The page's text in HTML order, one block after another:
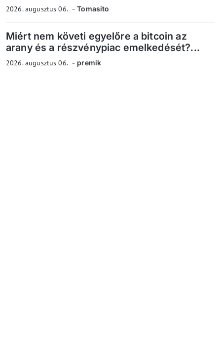
2026. augusztus 06. Tomasito
Miért nem követi egyelőre a bitcoin az
arany és a részvénypiac emelkedését?...
2026. augusztus 06. premik